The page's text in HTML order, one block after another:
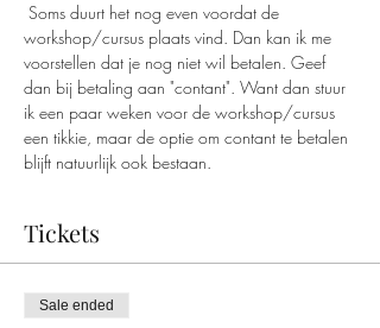
Soms duurt het nog even voordat de
workshop/cursus plaats vind. Dan kan ik me
voorstellen dat je nog niet wil betalen. Geef
dan bij betaling aan "contant". Want dan stuur
ik een paar weken voor de workshop/cursus
een tikkie, maar de optie om contant te betalen
blijft natuurlijk ook bestaan.
Tickets
Sale ended